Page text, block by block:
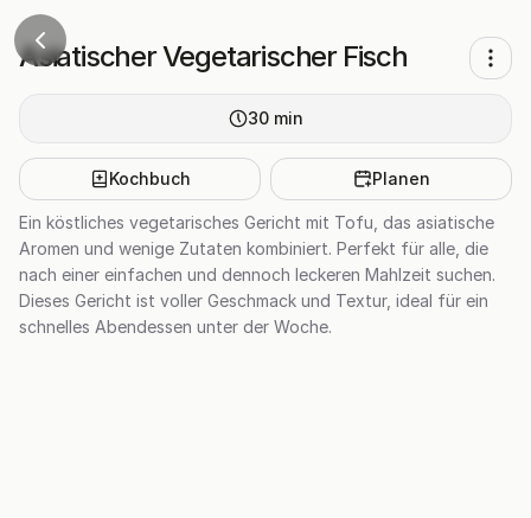
Asiatischer Vegetarischer Fisch
30 min
Kochbuch Planen
Ein köstliches vegetarisches Gericht mit Tofu, das asiatische
Aromen und wenige Zutaten kombiniert. Perfekt für alle, die
nach einer einfachen und dennoch leckeren Mahlzeit suchen.
Dieses Gericht ist voller Geschmack und Textur, ideal für ein
schnelles Abendessen unter der Woche.